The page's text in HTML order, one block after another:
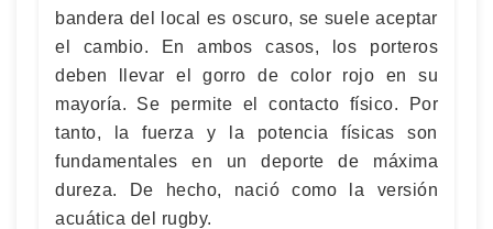
bandera del local es oscuro, se suele aceptar
el cambio. En ambos casos, los porteros
deben llevar el gorro de color rojo en su
mayoría. Se permite el contacto físico. Por
tanto, la fuerza y la potencia físicas son
fundamentales en un deporte de máxima
dureza. De hecho, nació como la versión
acuática del rugby.